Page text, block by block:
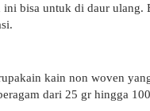
ini bisa untuk di daur ulang.
kain non woven
dari 25 gr hingga